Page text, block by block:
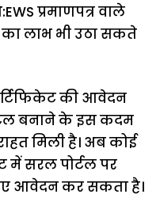
प्रमाणपत्र वाले
लाभ भी उठा सकते
सर्टिफिकेट की आवेदन
बनाने के इस कदम
मिली है। अब कोई
में सरल पोर्टल पर
आवेदन कर सकता है।